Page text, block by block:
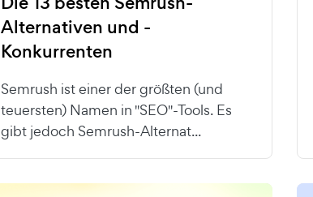
Alternativen und -
Konkurrenten
Semrush ist einer der größten (und
teuersten) Namen in "SEO"-Tools. Es
gibt jedoch Semrush-Alternat...